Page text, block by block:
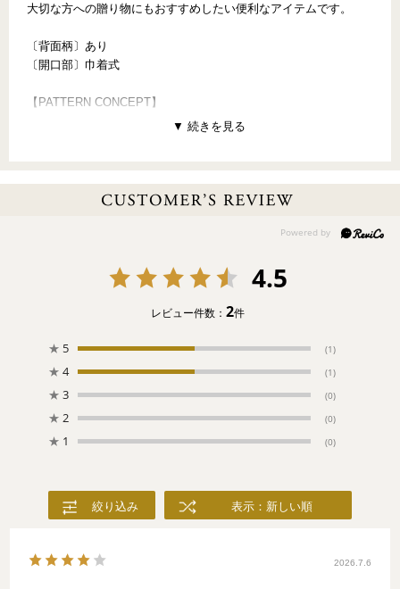
大切な方への贈り物にもおすすめしたい便利なアイテムです。
〔背面柄〕あり
〔開口部〕巾着式
【PATTERN CONCEPT】
MARINE CHARM（マリンチャーム）
していた夏の日。懐かしい思い出をアクセサリーにして、いつま
4.5
レビュー件数： 2件
★ 5 (1)
★ 4 (1)
★ 3 (0)
★ 2 (0)
★ 1 (0)
絞り込み 表示：新しい順
2026.7.6